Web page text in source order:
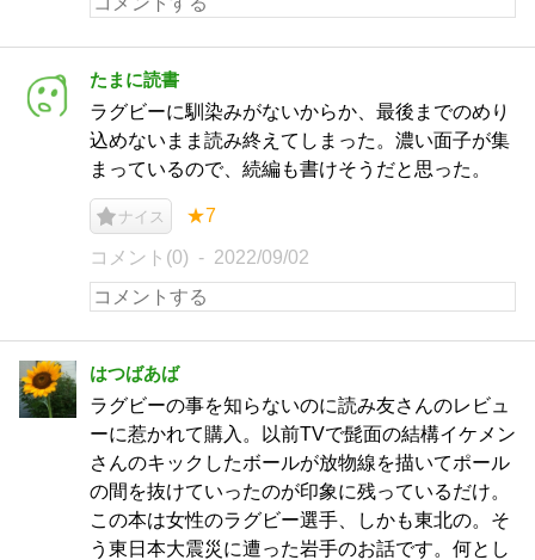
たまに読書
ラグビーに馴染みがないからか、最後までのめり
込めないまま読み終えてしまった。濃い面子が集
まっているので、続編も書けそうだと思った。
ナイス ★7
コメント(0) 2022/09/02
はつばあば
ラグビーの事を知らないのに読み友さんのレビュ
ーに惹かれて購入。以前TVで髭面の結構イケメン
さんのキックしたボールが放物線を描いてポール
の間を抜けていったのが印象に残っているだけ。
この本は女性のラグビー選手、しかも東北の。そ
う東日本大震災に遭った岩手のお話です。何とし